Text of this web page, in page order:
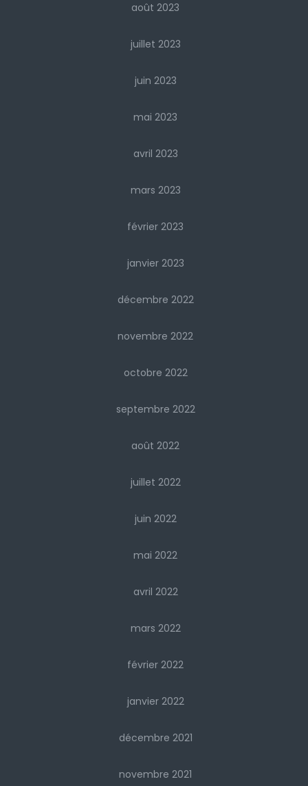
août 2023
juillet 2023
juin 2023
mai 2023
avril 2023
mars 2023
février 2023
janvier 2023
décembre 2022
novembre 2022
octobre 2022
septembre 2022
août 2022
juillet 2022
juin 2022
mai 2022
avril 2022
mars 2022
février 2022
janvier 2022
décembre 2021
novembre 2021